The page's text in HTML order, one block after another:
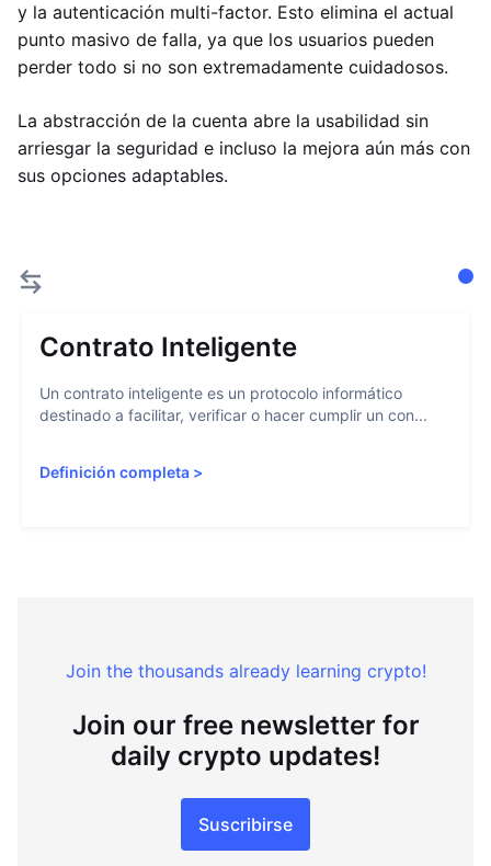
y la autenticación multi-factor. Esto elimina el actual
punto masivo de falla, ya que los usuarios pueden
perder todo si no son extremadamente cuidadosos.
La abstracción de la cuenta abre la usabilidad sin
arriesgar la seguridad e incluso la mejora aún más con
sus opciones adaptables.
Contrato Inteligente
Un contrato inteligente es un protocolo informático
destinado a facilitar, verificar o hacer cumplir un con...
Definición completa >
Join the thousands already learning crypto!
Join our free newsletter for
daily crypto updates!
Suscribirse